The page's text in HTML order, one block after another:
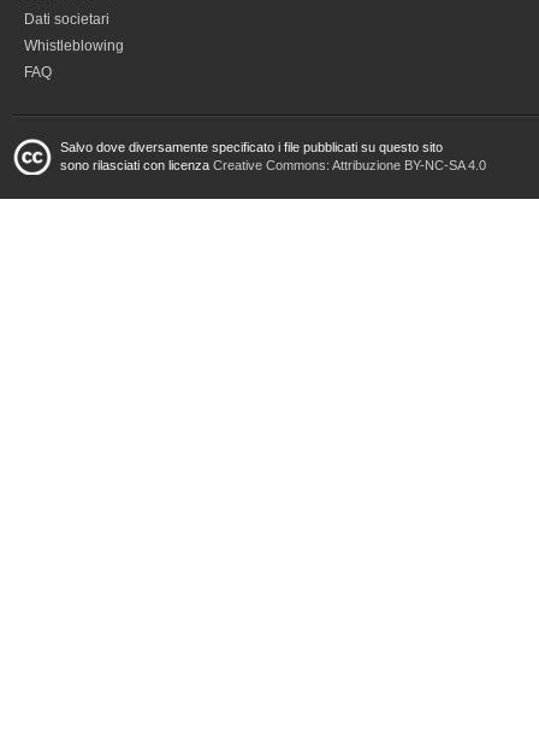
Dati societari
Whistleblowing
FAQ
Salvo dove diversamente specificato i file pubblicati su questo sito
sono rilasciati con licenza Creative Commons: Attribuzione BY-NC-SA 4.0